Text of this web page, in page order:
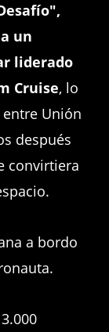
un
liderado
Cruise, lo
Unión
después
convirtiera
a bordo